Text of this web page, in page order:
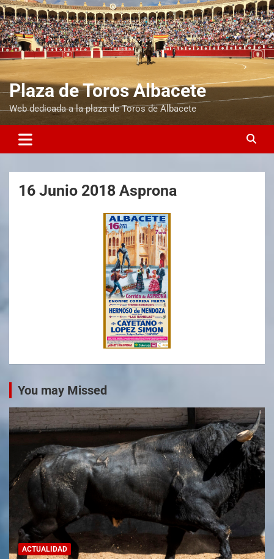
Plaza de Toros Albacete
Web dedicada a la plaza de Toros de Albacete
16 Junio 2018 Asprona
You may Missed
ACTUALIDAD